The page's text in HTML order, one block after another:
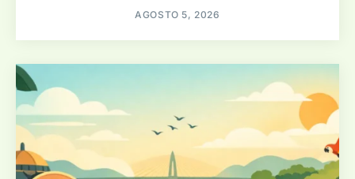
AGOSTO 5, 2026